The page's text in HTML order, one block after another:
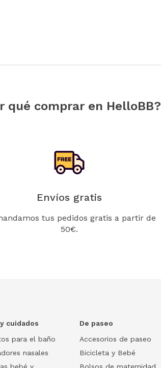
qué comprar en HelloBB?
Envíos gratis
tus pedidos gratis a partir de
50€.
cuidados
para el baño
nasales
bebé y
De paseo
Accesorios de paseo
Bicicleta y Bebé
Bolsos de maternidad